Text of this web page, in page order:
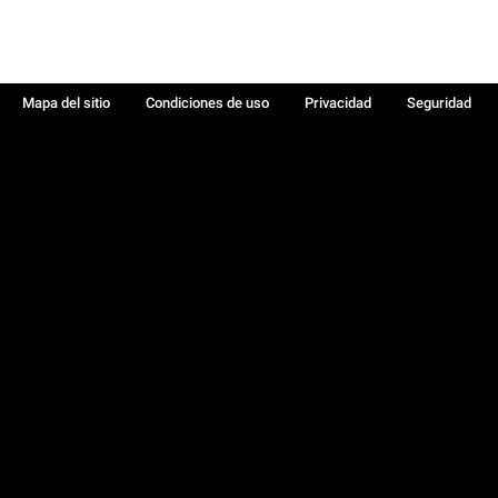
Mapa del sitio Condiciones de uso Privacidad
Seguridad